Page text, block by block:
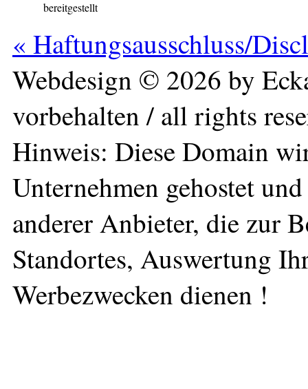
bereitgestellt
« Haftungsausschluss/
Webdesign © 2026 by
vorbehalten / all rights
Hinweis: Diese Domain
Unternehmen gehostet
anderer Anbieter, die zur
Standortes, Auswertung
Werbezwecken dienen !